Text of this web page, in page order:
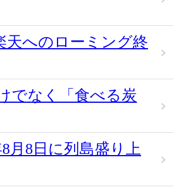
天へのローミング終
でなく「食べる炭
月8日に列島盛り上